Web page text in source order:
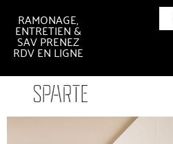
RAMONAGE,
ENTRETIEN &
SAV PRENEZ
RDV EN LIGNE